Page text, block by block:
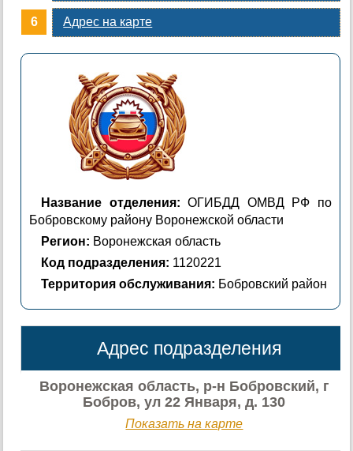
Адрес на карте
Название отделения: ОГИБДД ОМВД РФ по
Бобровскому району Воронежской области
Регион: Воронежская область
Код подразделения: 1120221
Территория обслуживания: Бобровский район
Адрес подразделения
Воронежская область, р-н Бобровский, г
Бобров, ул 22 Января, д. 130
Показать на карте